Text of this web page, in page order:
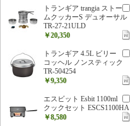
トランギア trangia ストー
ムクッカーS デュオーサル
TR-27-21ULD
￥20,350
トランギア 4.5L ビリー
コッヘル ノンスティック
TR-504254
￥9,350
エスビット Esbit 1100ml
クックセット ESCS1100HA
￥8,580